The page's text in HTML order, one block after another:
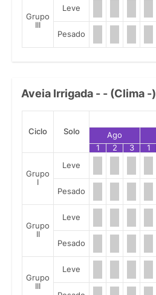
Grupo
III
Leve
Pesado
Aveia Irrigada - - (Clima -)
Ciclo Solo
Ago
1
2 3 1
Grupo
I
Leve
Pesado
Grupo
II
Leve
Pesado
Grupo
III
Leve